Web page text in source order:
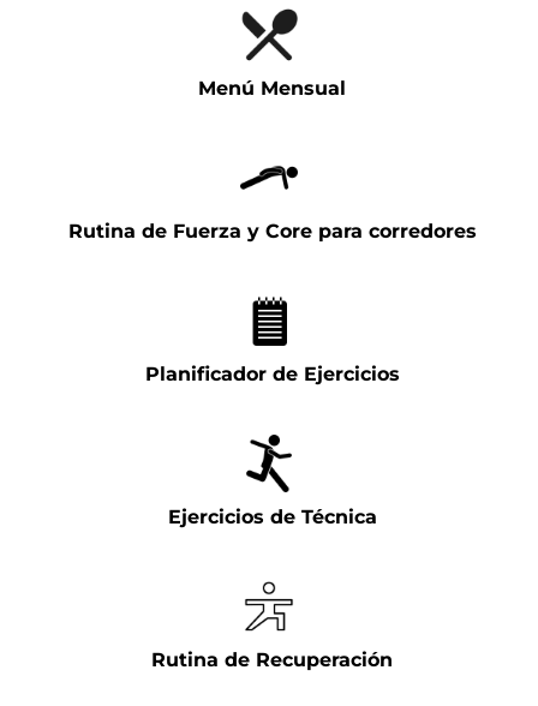
Menú Mensual
Rutina de Fuerza y Core para corredores
Planificador de Ejercicios
Ejercicios de Técnica
Rutina de Recuperación